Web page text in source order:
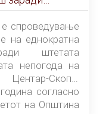
Општина
спроведување
на еднократна
штетата
непогода на
Скопје
согласно
на Општина